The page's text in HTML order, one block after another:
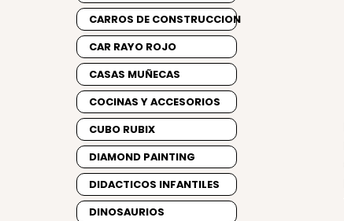
CARROS DE CONSTRUCCION
CAR RAYO ROJO
CASAS MUÑECAS
COCINAS Y ACCESORIOS
CUBO RUBIX
DIAMOND PAINTING
DIDACTICOS INFANTILES
DINOSAURIOS